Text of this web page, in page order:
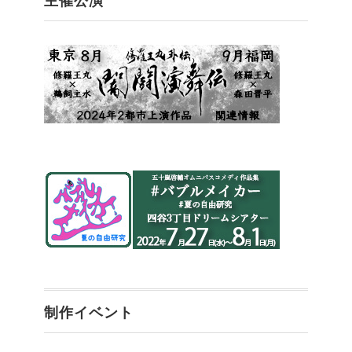
制作イベント